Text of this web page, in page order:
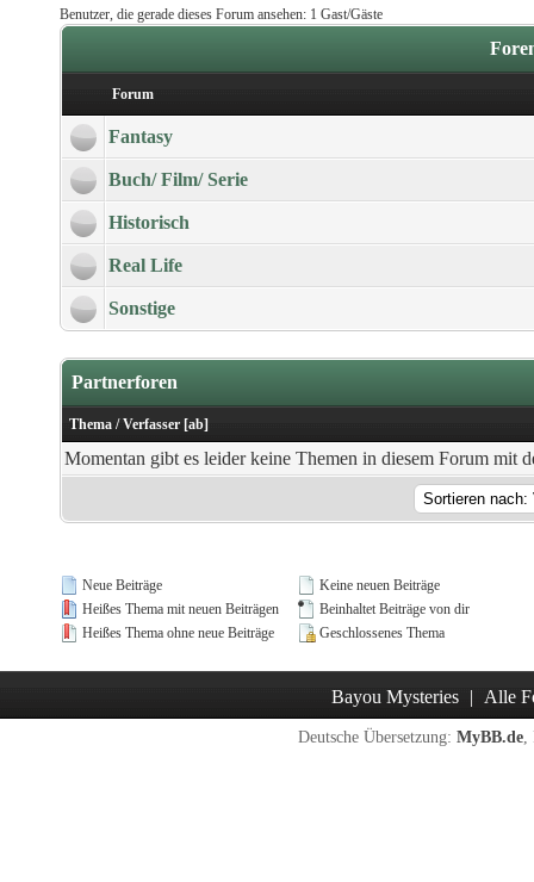
Benutzer, die gerade dieses Forum ansehen: 1 Gast/Gäste
Forum
Fantasy
Buch/ Film/ Serie
Historisch
Real Life
Sonstige
Partnerforen
Thema /Verfasser [ab]
Momentan gibt es leider keine Themen in diesem Forum mit
Neue Beiträge
Heißes Thema mit neuen Beiträgen
Heißes Thema ohne neue Beiträge
Keine neuen Beiträge
Beinhaltet Beiträge von dir
Geschlossenes Thema
Bayou Mysteries | Alle
Deutsche Übersetzung: MyBB.de,